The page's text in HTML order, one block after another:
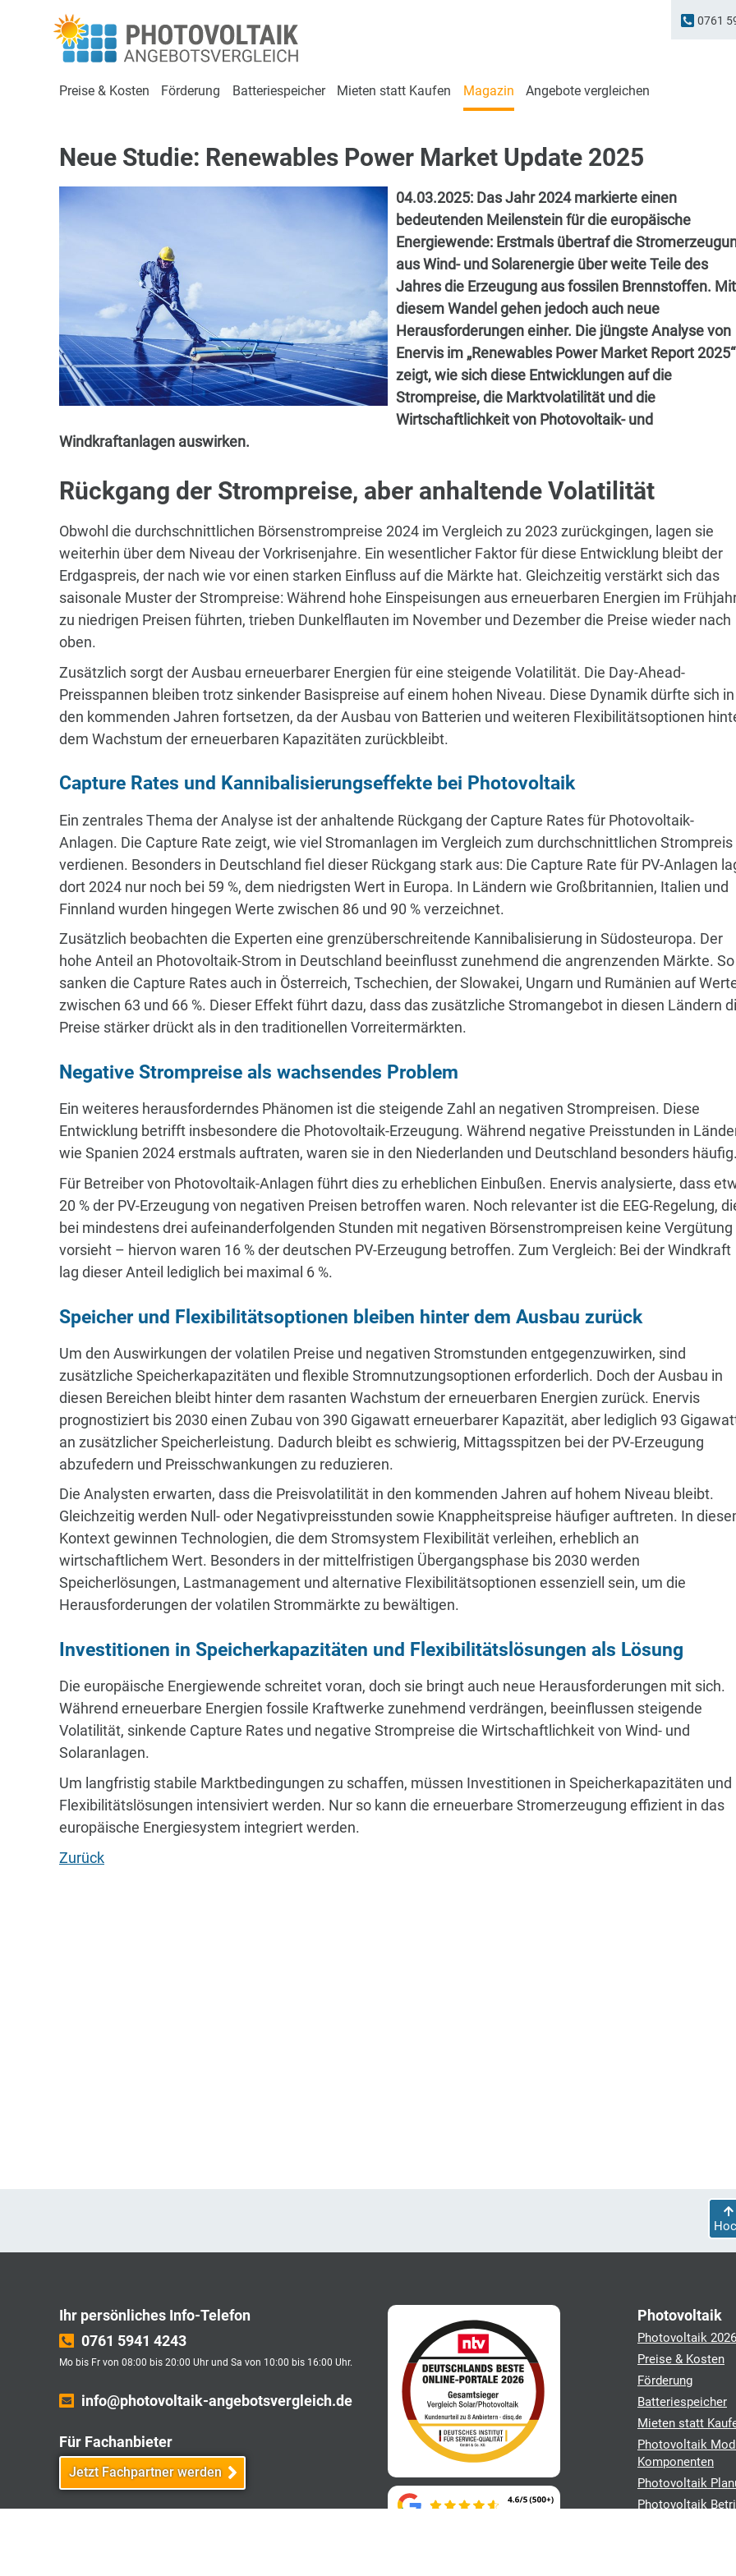
0761
Preise & Kosten Förderung Batteriespeicher Mieten statt Kaufen Magazin Angebote vergleichen
Neue Studie: Renewables Power Market Update 2025
04.03.2025: Das Jahr 2024 markierte einen
bedeutenden Meilenstein für die europäische
Energiewende: Erstmals übertraf die
aus Wind- und Solarenergie über weite Teile des
Jahres die Erzeugung aus fossilen Brennstoffen. Mit
diesem Wandel gehen jedoch auch neue
Herausforderungen einher. Die jüngste Analyse von
Enervis im „Renewables Power Market Report 2025“
zeigt, wie sich diese Entwicklungen auf die
Strompreise, die Marktvolatilität und die
Wirtschaftlichkeit von Photovoltaik- und
Windkraftanlagen auswirken.
Rückgang der Strompreise, aber anhaltende Volatilität
Obwohl die durchschnittlichen Börsenstrompreise 2024 im Vergleich zu 2023 zurückgingen, lagen sie
weiterhin über dem Niveau der Vorkrisenjahre. Ein wesentlicher Faktor für diese Entwicklung bleibt der
Erdgaspreis, der nach wie vor einen starken Einfluss auf die Märkte hat. Gleichzeitig verstärkt sich das
saisonale Muster der Strompreise: Während hohe Einspeisungen aus erneuerbaren Energien im
zu niedrigen Preisen führten, trieben Dunkelflauten im November und Dezember die Preise wieder nach
oben.
Zusätzlich sorgt der Ausbau erneuerbarer Energien für eine steigende Volatilität. Die Day-Ahead-
Preisspannen bleiben trotz sinkender Basispreise auf einem hohen Niveau. Diese Dynamik dürfte sich in
den kommenden Jahren fortsetzen, da der Ausbau von Batterien und weiteren Flexibilitätsoptionen
dem Wachstum der erneuerbaren Kapazitäten zurückbleibt.
Capture Rates und Kannibalisierungseffekte bei Photovoltaik
Ein zentrales Thema der Analyse ist der anhaltende Rückgang der Capture Rates für Photovoltaik-
Anlagen. Die Capture Rate zeigt, wie viel Stromanlagen im Vergleich zum durchschnittlichen Strompreis
verdienen. Besonders in Deutschland fiel dieser Rückgang stark aus: Die Capture Rate für PV-Anlagen
dort 2024 nur noch bei 59 %, dem niedrigsten Wert in Europa. In Ländern wie Großbritannien, Italien und
Finnland wurden hingegen Werte zwischen 86 und 90 % verzeichnet.
Zusätzlich beobachten die Experten eine grenzüberschreitende Kannibalisierung in Südosteuropa. Der
hohe Anteil an Photovoltaik-Strom in Deutschland beeinflusst zunehmend die angrenzenden Märkte. So
sanken die Capture Rates auch in Österreich, Tschechien, der Slowakei, Ungarn und Rumänien auf
zwischen 63 und 66 %. Dieser Effekt führt dazu, dass das zusätzliche Stromangebot in diesen Ländern
Preise stärker drückt als in den traditionellen Vorreitermärkten.
Negative Strompreise als wachsendes Problem
Ein weiteres herausforderndes Phänomen ist die steigende Zahl an negativen Strompreisen. Diese
Entwicklung betrifft insbesondere die Photovoltaik-Erzeugung. Während negative Preisstunden in
wie Spanien 2024 erstmals auftraten, waren sie in den Niederlanden und Deutschland besonders
Für Betreiber von Photovoltaik-Anlagen führt dies zu erheblichen Einbußen. Enervis analysierte, dass
20 % der PV-Erzeugung von negativen Preisen betroffen waren. Noch relevanter ist die EEG-Regelung,
bei mindestens drei aufeinanderfolgenden Stunden mit negativen Börsenstrompreisen keine Vergütung
vorsieht – hiervon waren 16 % der deutschen PV-Erzeugung betroffen. Zum Vergleich: Bei der Windkraft
lag dieser Anteil lediglich bei maximal 6 %.
Speicher und Flexibilitätsoptionen bleiben hinter dem Ausbau zurück
Um den Auswirkungen der volatilen Preise und negativen Stromstunden entgegenzuwirken, sind
zusätzliche Speicherkapazitäten und flexible Stromnutzungsoptionen erforderlich. Doch der Ausbau in
diesen Bereichen bleibt hinter dem rasanten Wachstum der erneuerbaren Energien zurück. Enervis
prognostiziert bis 2030 einen Zubau von 390 Gigawatt erneuerbarer Kapazität, aber lediglich 93
an zusätzlicher Speicherleistung. Dadurch bleibt es schwierig, Mittagsspitzen bei der PV-Erzeugung
abzufedern und Preisschwankungen zu reduzieren.
Die Analysten erwarten, dass die Preisvolatilität in den kommenden Jahren auf hohem Niveau bleibt.
Gleichzeitig werden Null- oder Negativpreisstunden sowie Knappheitspreise häufiger auftreten. In
Kontext gewinnen Technologien, die dem Stromsystem Flexibilität verleihen, erheblich an
wirtschaftlichem Wert. Besonders in der mittelfristigen Übergangsphase bis 2030 werden
Speicherlösungen, Lastmanagement und alternative Flexibilitätsoptionen essenziell sein, um die
Herausforderungen der volatilen Strommärkte zu bewältigen.
Investitionen in Speicherkapazitäten und Flexibilitätslösungen als Lösung
Die europäische Energiewende schreitet voran, doch sie bringt auch neue Herausforderungen mit sich.
Während erneuerbare Energien fossile Kraftwerke zunehmend verdrängen, beeinflussen steigende
Volatilität, sinkende Capture Rates und negative Strompreise die Wirtschaftlichkeit von Wind- und
Solaranlagen.
Um langfristig stabile Marktbedingungen zu schaffen, müssen Investitionen in Speicherkapazitäten und
Flexibilitätslösungen intensiviert werden. Nur so kann die erneuerbare Stromerzeugung effizient in das
europäische Energiesystem integriert werden.
Zurück
Ihr persönliches Info-Telefon
0761 5941 4243
Mo bis Fr von 08:00 bis 20:00 Uhr und Sa von 10:00 bis 16:00 Uhr.
info@photovoltaik-angebotsvergleich.de
Für Fachanbieter
Jetzt Fachpartner werden
Photovoltaik
Photovoltaik 2026
Preise & Kosten
Förderung
Batteriespeicher
Mieten statt
Photovoltaik
Komponenten
Photovoltaik
Photovoltaik